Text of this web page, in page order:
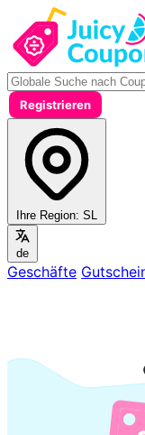
Registrieren
Ihre Region: SL
de
Geschäfte